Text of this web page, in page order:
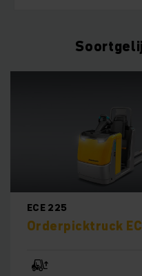
ECE 225